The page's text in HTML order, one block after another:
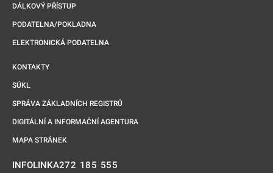
DÁLKOVÝ PŘÍSTUP
PODATELNA/POKLADNA
ELEKTRONICKÁ PODATELNA
KONTAKTY
SÚKL
SPRÁVA ZÁKLADNÍCH REGISTRŮ
DIGITÁLNÍ A INFORMAČNÍ AGENTURA
MAPA STRÁNEK
INFOLINKA272 185 555